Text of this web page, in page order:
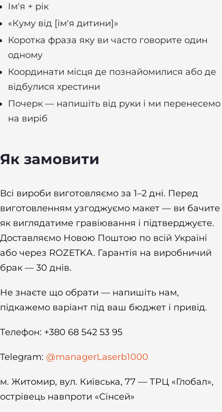
Ім'я + рік
«Куму від [ім'я дитини]»
Коротка фраза яку ви часто говорите один
одному
Координати місця де познайомилися або де
відбулися хрестини
Почерк — напишіть від руки і ми перенесемо
на виріб
Як замовити
Всі вироби виготовляємо за 1–2 дні. Перед
виготовленням узгоджуємо макет — ви бачите
як виглядатиме гравіювання і підтверджуєте.
Доставляємо Новою Поштою по всій Україні
або через ROZETKA. Гарантія на виробничий
брак — 30 днів.
Не знаєте що обрати — напишіть нам,
підкажемо варіант під ваш бюджет і привід.
Телефон: +380 68 542 53 95
Telegram: @managerLaserb1000
м. Житомир, вул. Київська, 77 — ТРЦ «Глобал»,
острівець навпроти «Сінсей»